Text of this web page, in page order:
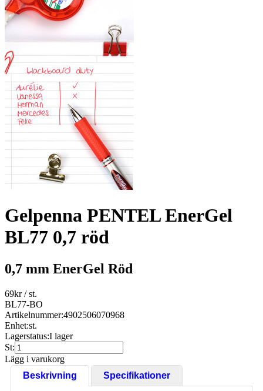
Gelpenna PENTEL EnerGel
BL77 0,7 röd
0,7 mm EnerGel Röd
69kr/ st.
BL77-BO
Artikelnummer:4902506070968
Enhet:st.
Lagerstatus:I lager
St:
Lägg i varukorg
Beskrivning
Specifikationer